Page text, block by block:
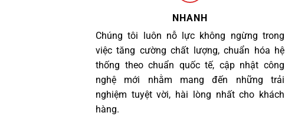
NHANH
Chúng tôi luôn nỗ lực không ngừng trong
việc tăng cường chất lượng, chuẩn hóa hệ
thống theo chuẩn quốc tế, cập nhật công
nghệ mới nhằm mang đến những trải
nghiệm tuyệt vời, hài lòng nhất cho khách
hàng.